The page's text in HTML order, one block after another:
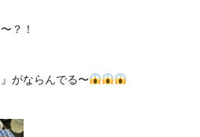
？！
がならんでる〜